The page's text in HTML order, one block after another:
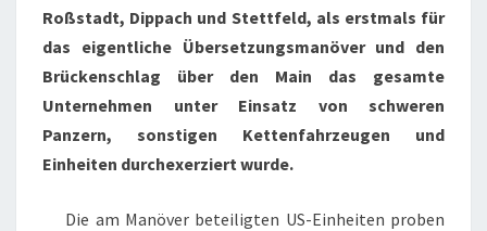
Roßstadt, Dippach und Stettfeld, als erstmals für
das eigentliche Übersetzungsmanöver und den
Brückenschlag über den Main das gesamte
Unternehmen unter Einsatz von schweren
Panzern, sonstigen Kettenfahrzeugen und
Einheiten durchexerziert wurde.
Die am Manöver beteiligten US-Einheiten proben